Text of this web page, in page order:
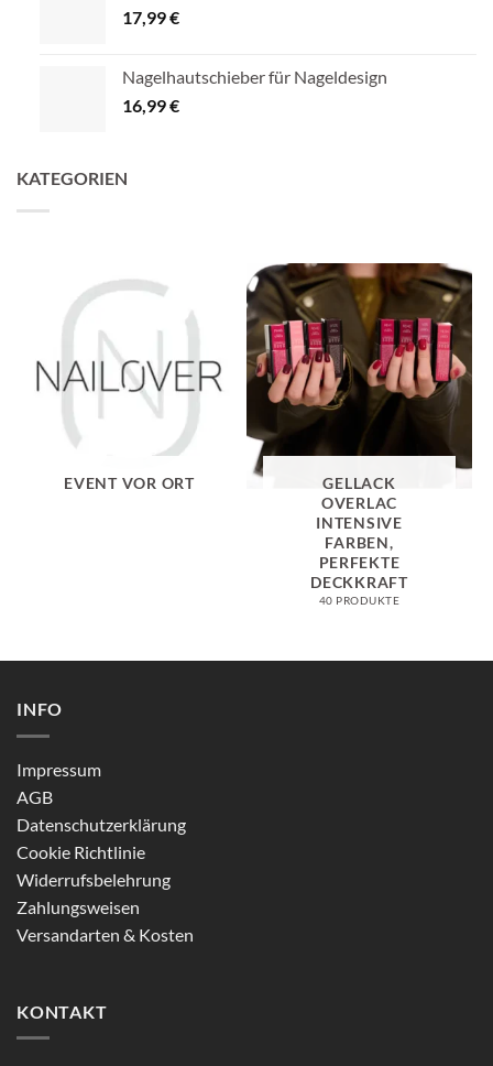
17,99€
Nagelhautschieber für Nageldesign
16,99€
KATEGORIEN
EVENT VOR ORT
GELLACK
OVERLAC
INTENSIVE
FARBEN,
PERFEKTE
DECKKRAFT
40 PRODUKTE
INFO
Impressum
AGB
Datenschutzerklärung
Cookie Richtlinie
Widerrufsbelehrung
Zahlungsweisen
Versandarten & Kosten
KONTAKT